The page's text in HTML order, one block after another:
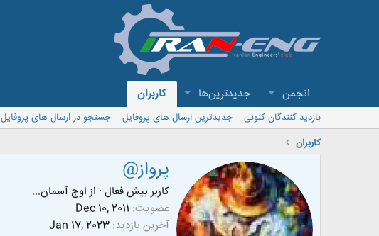
انجمن جدیدترین‌ها کاربران
بازدید کنندگان کنونی جدیدترین ارسال های پروفایل
جستجو در ارسال های پروفایل
کاربران
پرواز@
کاربر بیش فعال · از اوج آسمان...
عضویت Dec 10, 2011
آخرین بازدید Jan 17, 2023